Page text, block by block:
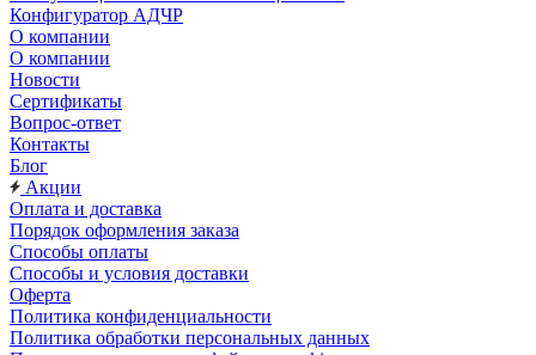
Конфигуратор АДЧР
О компании
О компании
Новости
Сертификаты
Вопрос-ответ
Контакты
Блог
Акции
Оплата и доставка
Порядок оформления заказа
Способы оплаты
Способы и условия доставки
Оферта
Политика конфиденциальности
Политика обработки персональных данных